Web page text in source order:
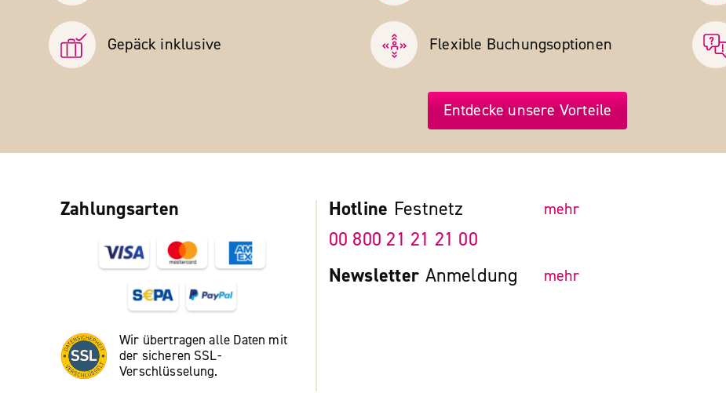
Gepäck inklusive Flexible Buchungs­optionen
Entdecke unsere Vorteile
Zahlungsarten
Wir übertragen alle Daten mit
der sicheren SSL-
Verschlüsselung.
Hotline Festnetz mehr
00 800 21 21 21 00
Newsletter Anmeldung mehr